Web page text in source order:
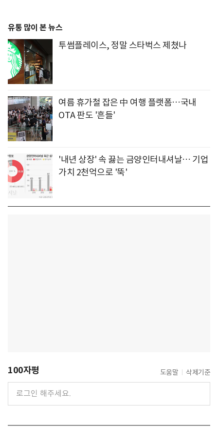
유통 많이 본 뉴스
투썸플레이스, 정말 스타벅스 제쳤나
여름 휴가철 잡은 中 여행 플랫폼…국내
OTA 판도 '흔들'
'내년 상장' 속 끓는 금양인터내셔날… 기업
가치 2천억으로 '뚝'
100자평 도움말 삭제기준